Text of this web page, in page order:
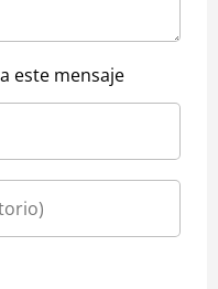
este mensaje